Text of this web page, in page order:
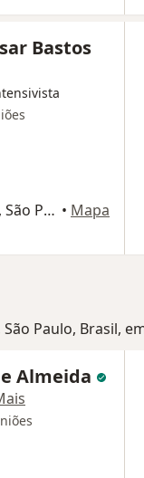
Bastos
R Brigadeiro Gaviao Peixoto, 389, São Paulo • Mapa
Paulo, Brasil,
Almeida